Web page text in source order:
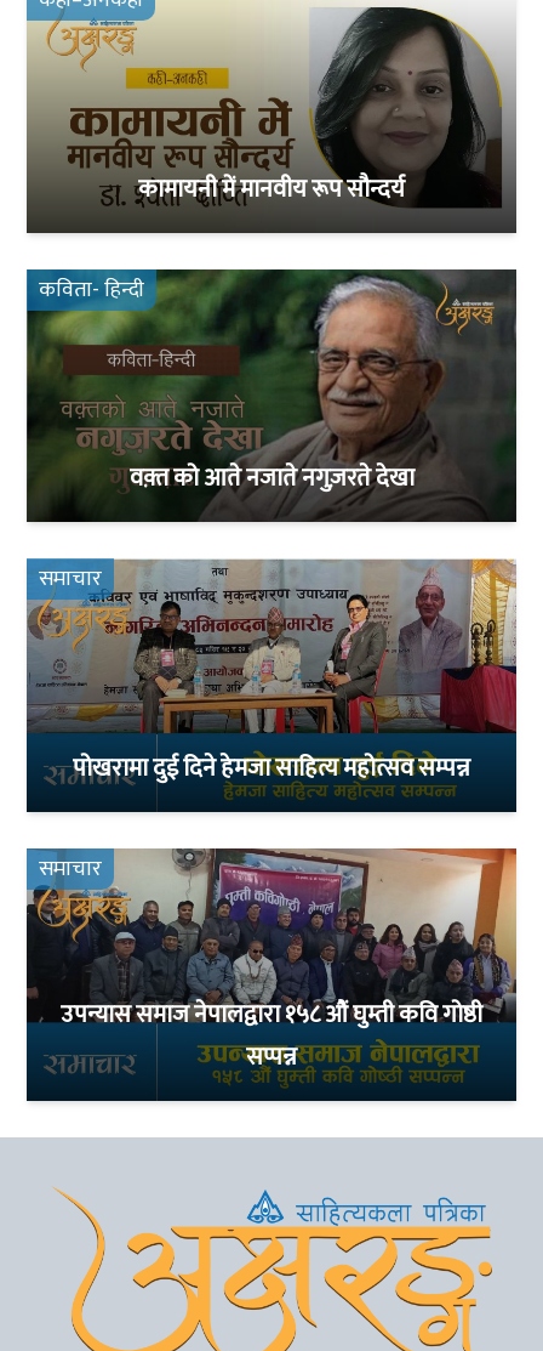
कामायनी में मानवीय रूप सौन्दर्य
कविता- हिन्दी
वक़्त को आते नजाते नगुज़रते देखा
समाचार
पोखरामा दुई दिने हेमजा साहित्य महोत्सव सम्पन्न
समाचार
उपन्यास समाज नेपालद्वारा १५८ औं घुम्ती कवि गोष्ठी
सप्पन्न